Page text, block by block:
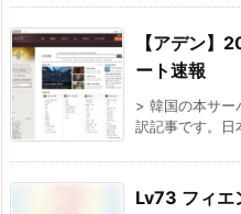
【アデン】
ート速報
> 韓国の本サー
訳記事です。日
Lv73 フィエ